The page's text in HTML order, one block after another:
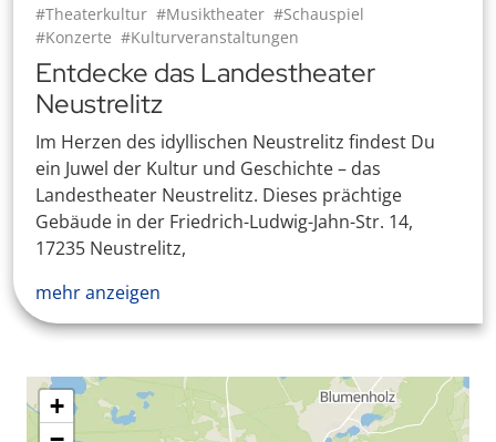
#Theaterkultur #Musiktheater #Schauspiel
#Konzerte #Kulturveranstaltungen
Entdecke das Landestheater
Neustrelitz
Im Herzen des idyllischen Neustrelitz findest Du
ein Juwel der Kultur und Geschichte – das
Landestheater Neustrelitz. Dieses prächtige
Gebäude in der Friedrich-Ludwig-Jahn-Str. 14,
17235 Neustrelitz,
mehr anzeigen
+